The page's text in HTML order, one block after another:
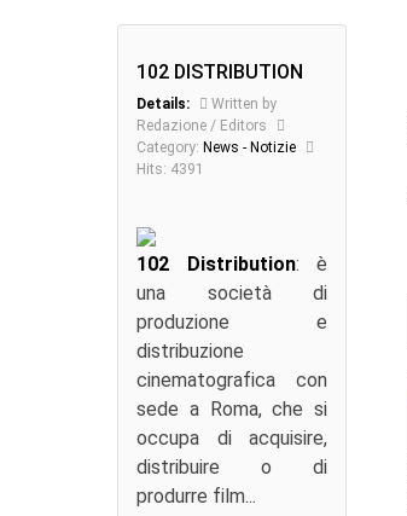
102 DISTRIBUTION
Details:
Written by
Redazione / Editors
Category: News - Notizie
Hits: 4391
102 Distribution: è
una società di
produzione e
distribuzione
cinematografica con
sede a Roma, che si
occupa di acquisire,
distribuire o di
produrre film...